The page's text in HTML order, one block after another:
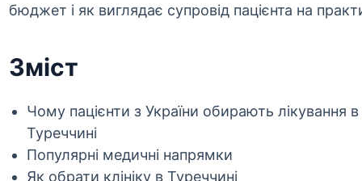
бюджет і як виглядає супровід пацієнта на
Зміст
Чому пацієнти з України обирають лікування в
Туреччині
Популярні медичні напрямки
Як обрати клініку в Туреччині